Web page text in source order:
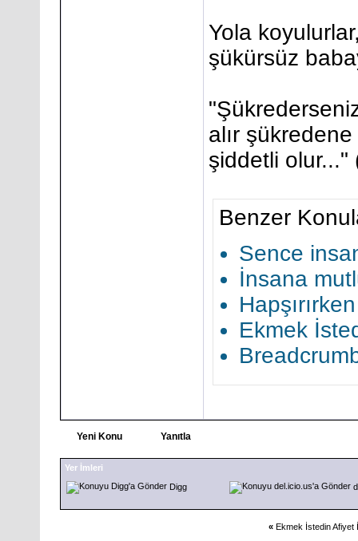
Yola
şükürsüz
alır
şiddetli olur..."
Benzer
Sence
İnsana
Ekmek
Yeni Konu Yanıtla
Yer İmleri
Digg
« Ekmek İstedin Afiyet